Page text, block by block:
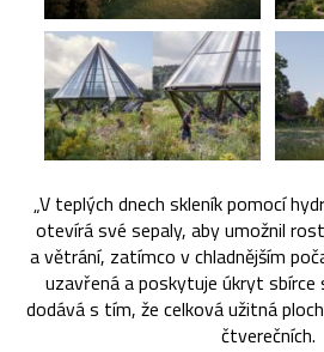
„V teplých dnech skleník pomocí
otevírá své sepaly, aby umožnil
a větrání, zatímco v chladnějším
uzavřená a poskytuje úkryt sbírce
dodává s tím, že celková užitná
čtverečních.